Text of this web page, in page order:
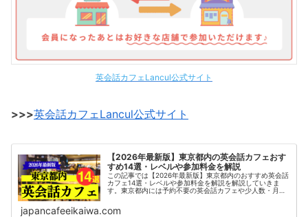
英会話カフェLancul公式サイト
>>>英会話カフェLancul公式サイト
【2026年最新版】東京都内の英会話カフェおす
すめ14選・レベルや参加料金を解説
この記事では【2026年最新版】東京都内のおすすめ英会話
カフェ14選・レベルや参加料金を解説を解説していきま
す。東京都内には予約不要の英会話カフェや少人数・月額
japancafeeikaiwa.com